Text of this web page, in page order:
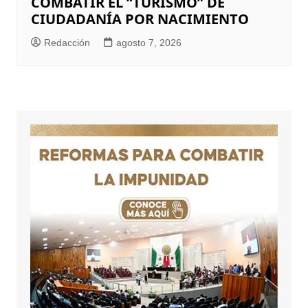
CIUDADANÍA POR NACIMIENTO
Redacción agosto 7, 2026